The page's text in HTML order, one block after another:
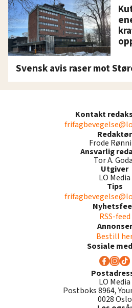
Svensk avis raser mot
Kontakt
Redaktør
Frode
Ansvarlig
Tor A.
Utgiver
LO Media
Tips
RSS-feed
Annonser
Bestill
Sosiale
LO Media
Postboks 8964,
0028 Oslo